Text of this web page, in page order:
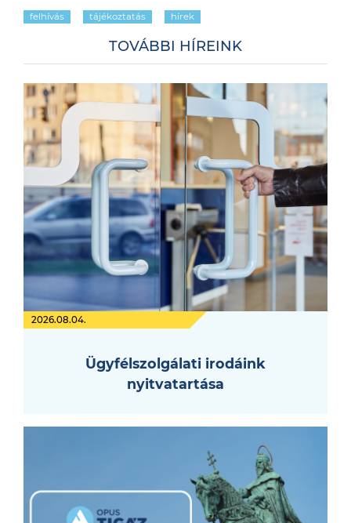
felhívás tájékoztatás hírek
TOVÁBBI HÍREINK
2026.08.04.
Ügyfélszolgálati irodáink
nyitvatartása